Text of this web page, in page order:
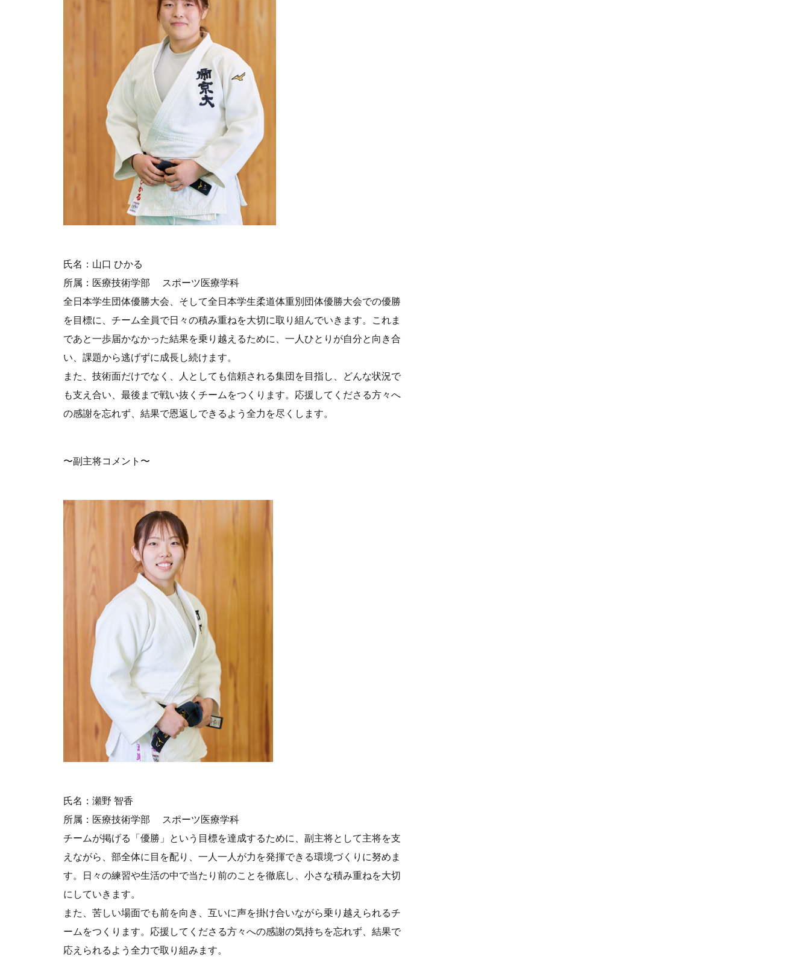
氏名：山口 ひかる
所属：医療技術学部 スポーツ医療学科
全日本学生団体優勝大会、そして全日本学生柔道体重別団体優勝大会での優勝
を目標に、チーム全員で日々の積み重ねを大切に取り組んでいきます。これま
であと一歩届かなかった結果を乗り越えるために、一人ひとりが自分と向き合
い、課題から逃げずに成長し続けます。
また、技術面だけでなく、人としても信頼される集団を目指し、どんな状況で
も支え合い、最後まで戦い抜くチームをつくります。応援してくださる方々へ
の感謝を忘れず、結果で恩返しできるよう全力を尽くします。
〜副主将コメント〜
氏名：瀬野 智香
所属：医療技術学部 スポーツ医療学科
チームが掲げる「優勝」という目標を達成するために、副主将として主将を支
えながら、部全体に目を配り、一人一人が力を発揮できる環境づくりに努めま
す。日々の練習や生活の中で当たり前のことを徹底し、小さな積み重ねを大切
にしていきます。
また、苦しい場面でも前を向き、互いに声を掛け合いながら乗り越えられるチ
ームをつくります。応援してくださる方々への感謝の気持ちを忘れず、結果で
応えられるよう全力で取り組みます。